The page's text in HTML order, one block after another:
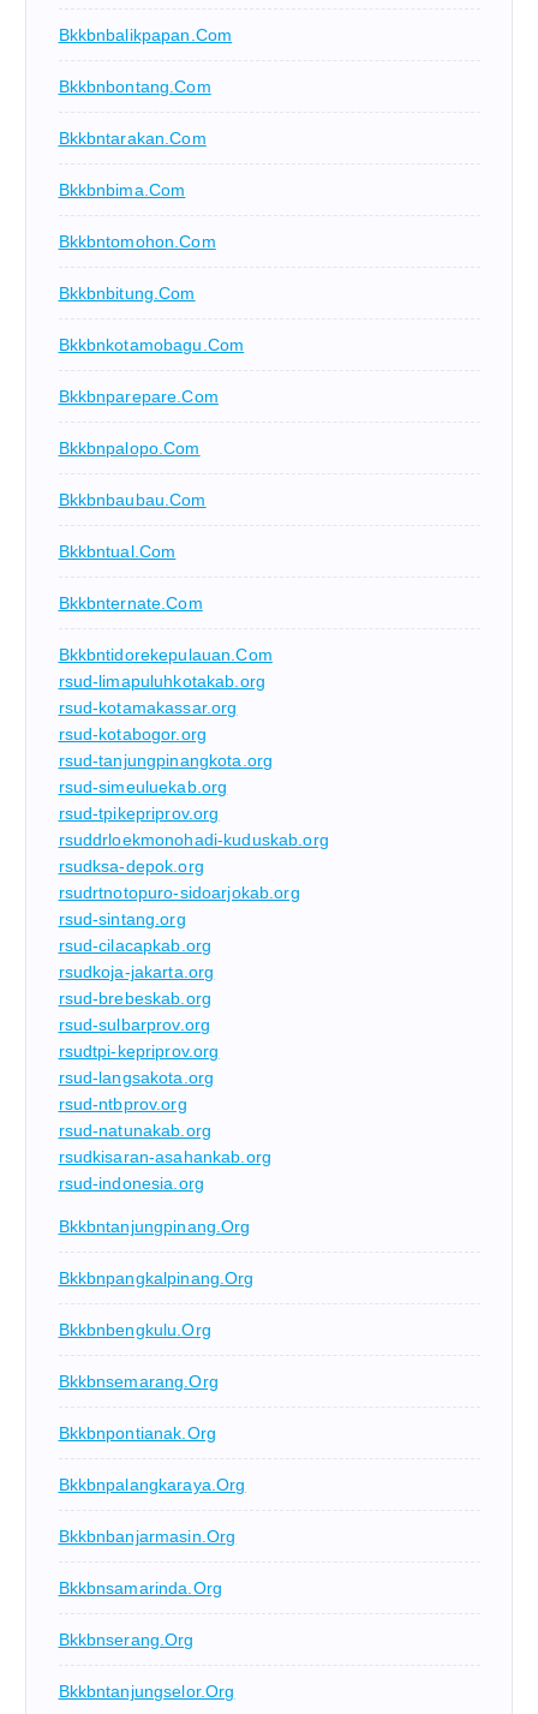
Bkkbnbalikpapan.com
Bkkbnbontang.com
Bkkbntarakan.com
Bkkbnbima.com
Bkkbntomohon.com
Bkkbnbitung.com
Bkkbnkotamobagu.com
Bkkbnparepare.com
Bkkbnpalopo.com
Bkkbnbaubau.com
Bkkbntual.com
Bkkbnternate.com
Bkkbntidorekepulauan.com
rsud-limapuluhkotakab.org
rsud-kotamakassar.org
rsud-kotabogor.org
rsud-tanjungpinangkota.org
rsud-simeuluekab.org
rsud-tpikepriprov.org
rsuddrloekmonohadi-kuduskab.org
rsudksa-depok.org
rsudrtnotopuro-sidoarjokab.org
rsud-sintang.org
rsud-cilacapkab.org
rsudkoja-jakarta.org
rsud-brebeskab.org
rsud-sulbarprov.org
rsudtpi-kepriprov.org
rsud-langsakota.org
rsud-ntbprov.org
rsud-natunakab.org
rsudkisaran-asahankab.org
rsud-indonesia.org
Bkkbntanjungpinang.org
Bkkbnpangkalpinang.org
Bkkbnbengkulu.org
Bkkbnsemarang.org
Bkkbnpontianak.org
Bkkbnpalangkaraya.org
Bkkbnbanjarmasin.org
Bkkbnsamarinda.org
Bkkbnserang.org
Bkkbntanjungselor.org